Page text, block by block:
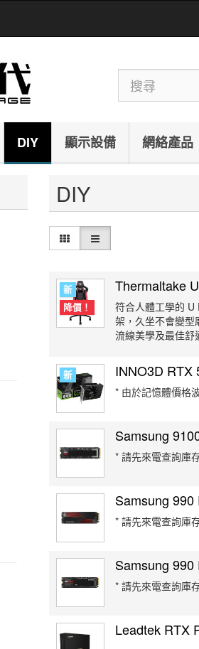
DIY 顯示設備 網絡產品
DIY
新
降價！
Thermaltake
符合人體工學的 U
架，久坐不會變
流線美學及最佳舒
新 INNO3D RTX
* 由於記憶體價格
Samsung
* 請先來電查詢庫
Samsung
* 請先來電查詢庫
Samsung
* 請先來電查詢庫
Leadtek RTX